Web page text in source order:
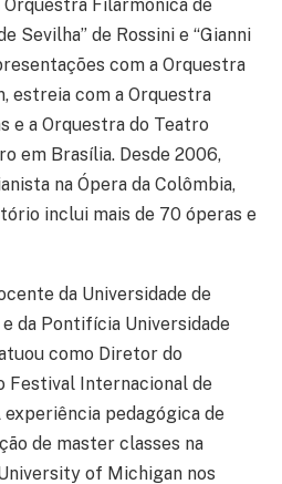
Filarmônica de
Sevilha” de Rossini e “Gianni
com a Orquestra
estreia com a Orquestra
e a Orquestra do Teatro
em Brasília. Desde 2006,
na Ópera da Colômbia,
inclui mais de 70 óperas e
da Universidade de
da Pontifícia Universidade
como Diretor do
Festival Internacional de
experiência pedagógica de
de master classes na
of Michigan nos